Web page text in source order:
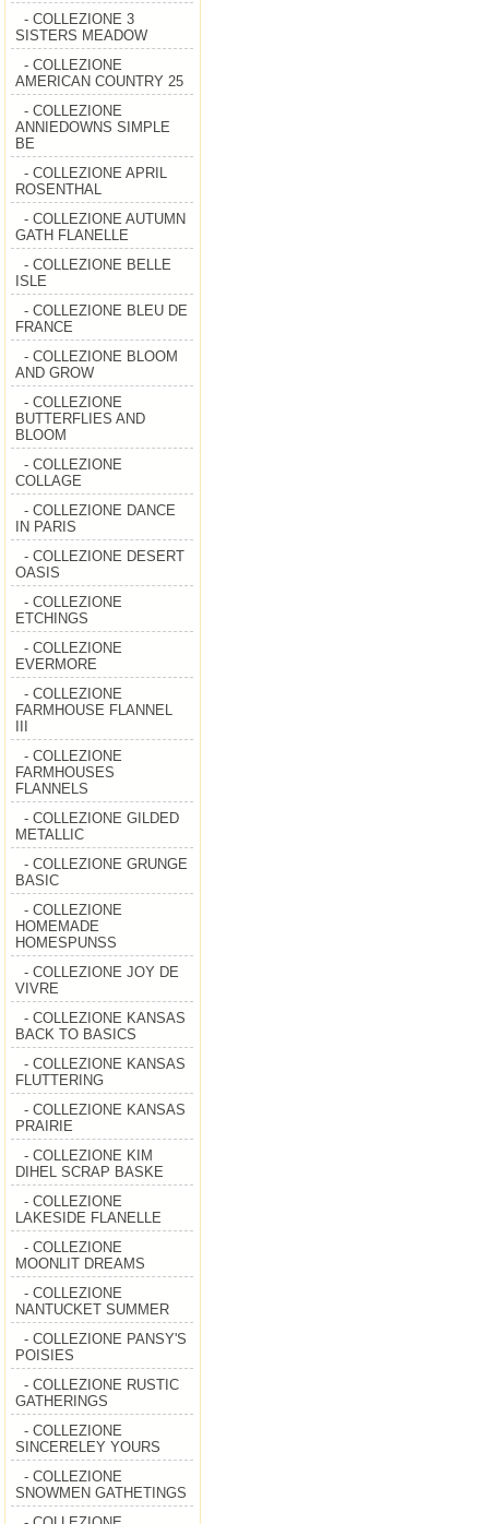
- COLLEZIONE 3
SISTERS MEADOW
- COLLEZIONE
AMERICAN COUNTRY 25
- COLLEZIONE
ANNIEDOWNS SIMPLE
BE
- COLLEZIONE APRIL
ROSENTHAL
- COLLEZIONE AUTUMN
GATH FLANELLE
- COLLEZIONE BELLE
ISLE
- COLLEZIONE BLEU DE
FRANCE
- COLLEZIONE BLOOM
AND GROW
- COLLEZIONE
BUTTERFLIES AND
BLOOM
- COLLEZIONE
COLLAGE
- COLLEZIONE DANCE
IN PARIS
- COLLEZIONE DESERT
OASIS
- COLLEZIONE
ETCHINGS
- COLLEZIONE
EVERMORE
- COLLEZIONE
FARMHOUSE FLANNEL
- COLLEZIONE
FARMHOUSES
FLANNELS
- COLLEZIONE GILDED
METALLIC
- COLLEZIONE GRUNGE
BASIC
- COLLEZIONE
HOMEMADE
HOMESPUNSS
- COLLEZIONE JOY DE
VIVRE
- COLLEZIONE KANSAS
BACK TO BASICS
- COLLEZIONE KANSAS
FLUTTERING
- COLLEZIONE KANSAS
PRAIRIE
- COLLEZIONE KIM
DIHEL SCRAP BASKE
- COLLEZIONE
LAKESIDE FLANELLE
- COLLEZIONE
MOONLIT DREAMS
- COLLEZIONE
NANTUCKET SUMMER
- COLLEZIONE PANSY'S
POISIES
- COLLEZIONE RUSTIC
GATHERINGS
- COLLEZIONE
SINCERELEY YOURS
- COLLEZIONE
SNOWMEN GATHETINGS